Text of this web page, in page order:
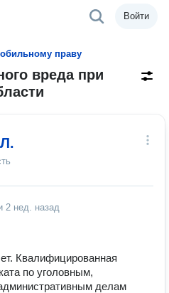
Войти
праву
вреда при
2 нед. назад
Квалифицированная
по уголовным,
делам